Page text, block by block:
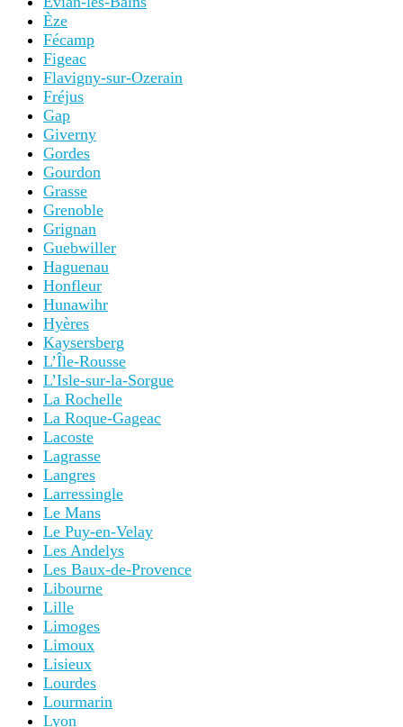
Èze
Fécamp
Figeac
Flavigny-sur-Ozerain
Fréjus
Gap
Giverny
Gordes
Gourdon
Grasse
Grenoble
Grignan
Guebwiller
Haguenau
Honfleur
Hunawihr
Hyères
Kaysersberg
L’Île-Rousse
L’Isle-sur-la-Sorgue
La Rochelle
La Roque-Gageac
Lacoste
Lagrasse
Langres
Larressingle
Le Mans
Le Puy-en-Velay
Les Andelys
Les Baux-de-Provence
Libourne
Lille
Limoges
Limoux
Lisieux
Lourdes
Lourmarin
Lyon